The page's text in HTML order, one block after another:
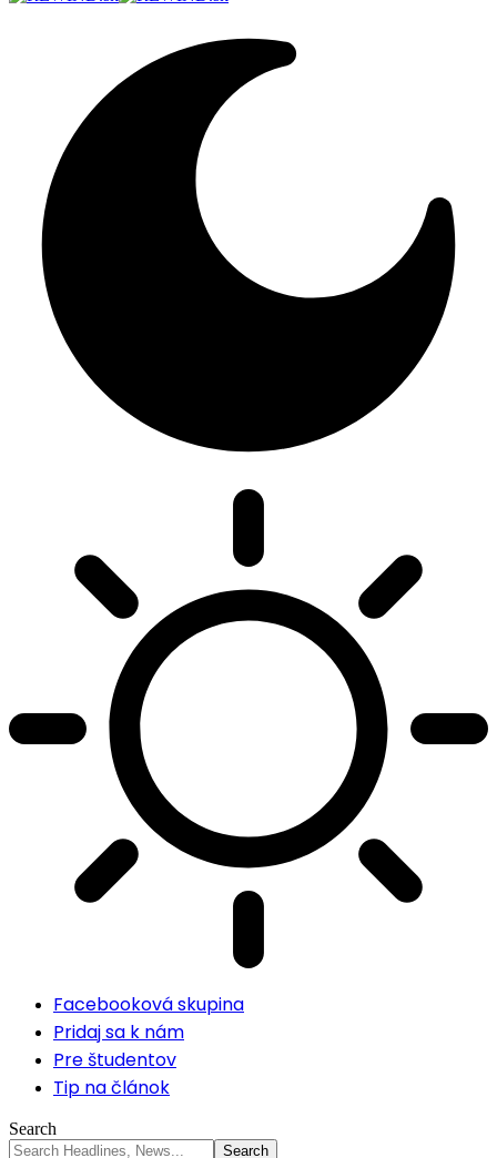
Facebooková skupina
Pridaj sa k nám
Pre študentov
Tip na článok
Search